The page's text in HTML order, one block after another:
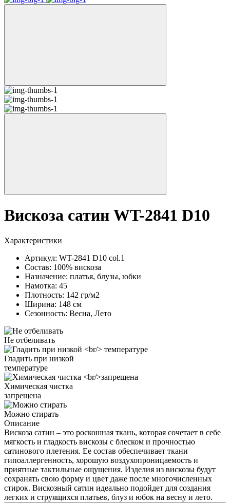
Вискоза сатин WT-2841 D10
Характеристики
Артикул: WT-2841 D10 col.1
Состав: 100% вискоза
Назначение: платья, блузы, юбки
Намотка: 45
Плотность: 142 гр/м2
Ширина: 148 см
Сезонность: Весна, Лето
Не отбеливать
Гладить при низкой
температуре
Химическая чистка
запрещена
Можно стирать
Описание
Вискоза сатин – это роскошная ткань, которая сочетает в себе
мягкость и гладкость вискозы с блеском и прочностью
сатинового плетения. Ее состав обеспечивает ткани
гипоаллергенность, хорошую воздухопроницаемость и
приятные тактильные ощущения. Изделия из вискозы будут
сохранять свою форму и цвет даже после многочисленных
стирок. Вискозный сатин идеально подойдет для создания
легких и струящихся платьев, блуз и юбок на весну и лето.